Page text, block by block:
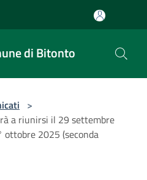
di Bitonto
>
a riunirsi il 29 settembre
ottobre 2025 (seconda